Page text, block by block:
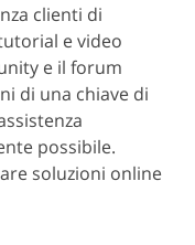
clienti di
e video
e il forum
di una chiave di
possibile.
soluzioni online